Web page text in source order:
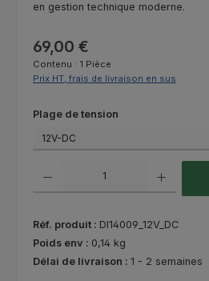
en gestion technique moderne.
Prix régulier :
69,00 €
Contenu : 1 Pièce
Prix HT, frais de livraison en sus
Sélectionnez
Plage de tension
Réf. produit : DI14009_12V_DC
Poids env : 0,14 kg
Délai de livraison : 1 - 2 semaines